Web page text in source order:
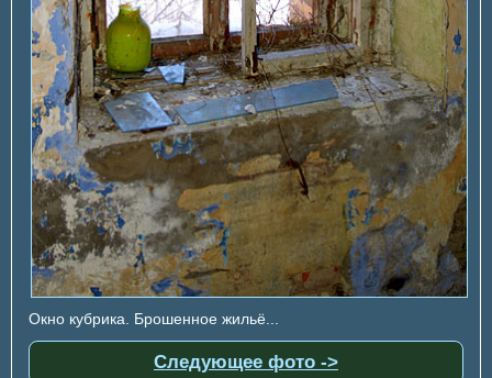
Окно кубрика. Брошенное жильё...
Следующее фото ->